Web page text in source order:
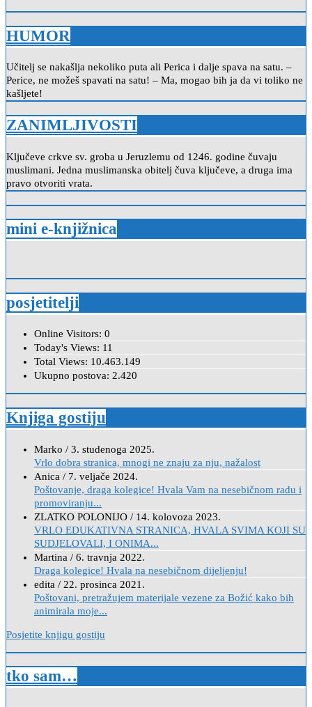
HUMOR
Učitelj se nakašlja nekoliko puta ali Perica i dalje spava na satu. –
Perice, ne možeš spavati na satu! – Ma, mogao bih ja da vi toliko ne
kašljete!
ZANIMLJIVOSTI
Ključeve crkve sv. groba u Jeruzlemu od 1246. godine čuvaju
muslimani. Jedna muslimanska obitelj čuva ključeve, a druga ima
pravo otvoriti vrata.
mini e-knjižnica
posjetitelji
Online Visitors: 0
Today's Views: 11
Total Views: 10.463.149
Ukupno postova: 2.420
Knjiga gostiju
Marko / 3. studenoga 2025.
Vrlo dobra stranica, mnogi ne znaju za nju, nažalost
Anica / 7. veljače 2024.
Poštovanje, draga kolegice! Hvala Vam na nesebičnom radu i
promoviranju...
ZLATKO POLONIJO / 14. kolovoza 2023.
VRLO EDUKATIVNA STRANICA, HVALA SVIMA KOJI SU
SUDJELOVALI, I ONIMA...
Martina / 6. travnja 2022.
Draga kolegice! Hvala na nesebičnom dijeljenju!
edita / 22. prosinca 2021.
Poštovani, pretražujem materijale vezene za Božić kako bih
animirala moje...
Posjetite knjigu gostiju
tko sam…